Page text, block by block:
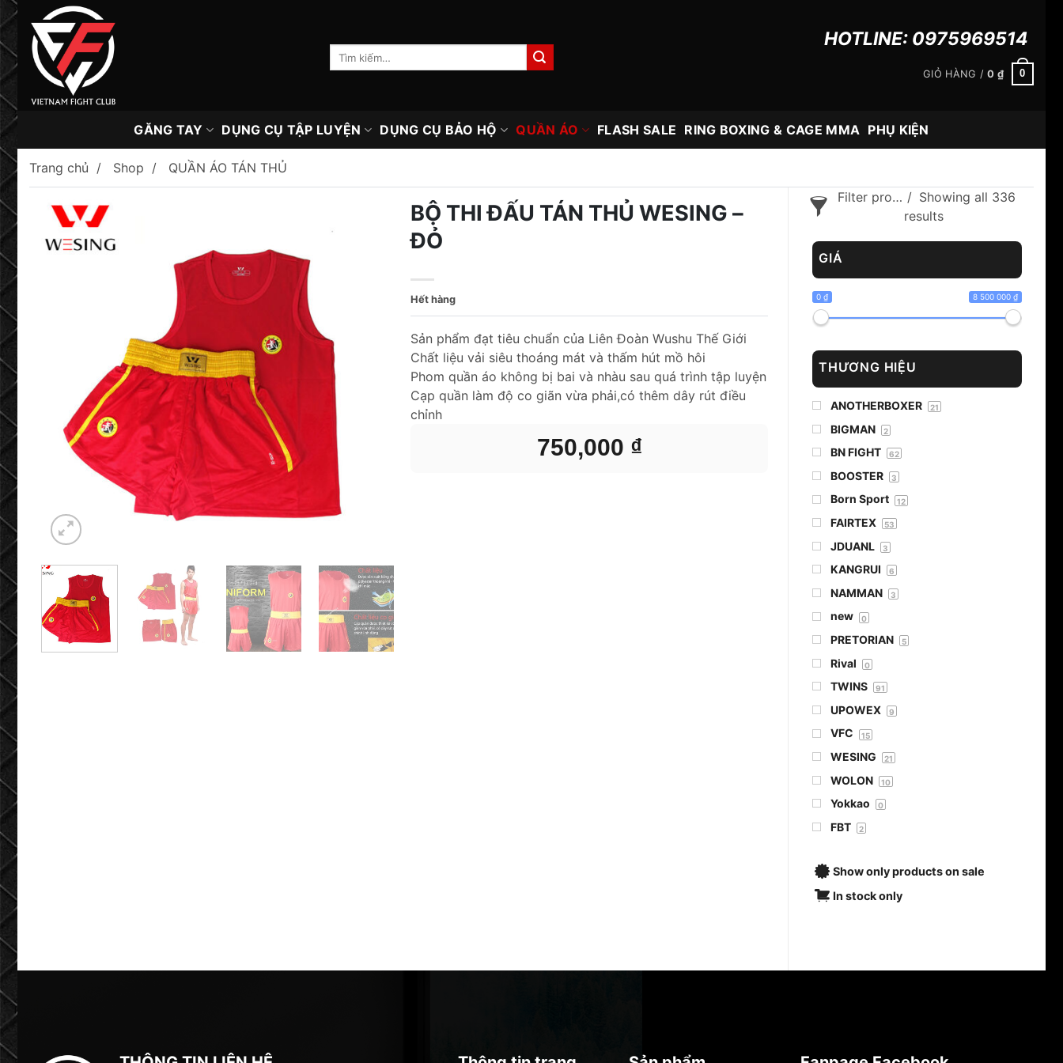
Skip
content
kiếm:
HOTLINE: 0975969514
GIỎ HÀNG /0 ₫ 0
GĂNG TAY DỤNG CỤ TẬP LUYỆN DỤNG CỤ BẢO HỘ QUẦN ÁO FLASH SALE RING BOXING & CAGE MMA PHỤ KIỆN
Trang chủ Shop
QUẦN ÁO TÁN THỦ
Filter products
Showing all 336
results
GIÁ
0 ₫ 8 500 000 ₫
THƯƠNG HIỆU
ANOTHERBOXER 21
BIGMAN 2
BN FIGHT 62
BOOSTER 3
Born Sport 12
FAIRTEX 53
JDUANL 3
KANGRUI 6
NAMMAN 3
new 0
PRETORIAN 5
Rival 0
TWINS 91
UPOWEX 9
VFC 15
WESING 21
WOLON 10
Yokkao 0
FBT 2
Show only products on sale
In stock only
BỘ THI ĐẤU TÁN THỦ WESING –
ĐỎ
750,000 ₫
Sản phẩm đạt tiêu chuẩn của Liên Đoàn Wushu Thế Giới
Chất liệu vải siêu thoáng mát và thấm hút mồ hôi
Phom quần áo không bị bai và nhàu sau quá trình tập luyện
Cạp quần làm độ co giãn vừa phải,có thêm dây rút điều
chỉnh
Hết hàng